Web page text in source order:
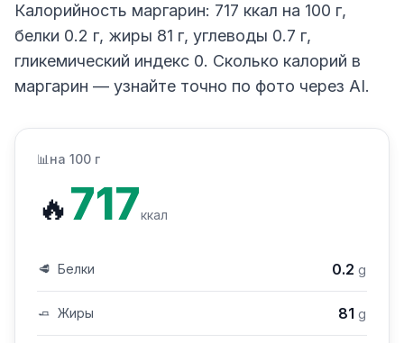
Калорийность маргарин: 717 ккал на 100 г,
белки 0.2 г, жиры 81 г, углеводы 0.7 г,
гликемический индекс 0. Сколько калорий в
маргарин — узнайте точно по фото через AI.
📊 на 100 г
🔥717ккал
🥩 Белки 0.2 g
🧈 Жиры 81 g